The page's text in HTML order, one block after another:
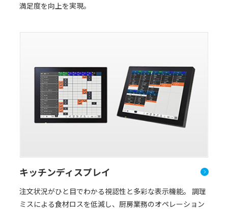
満足度を向上を実現。
キッチンディスプレイ
注文状況がひと目でわかる視認性と多彩な表示機能。 調理
ミスによる食材ロスを低減し、厨房業務のオペレーション